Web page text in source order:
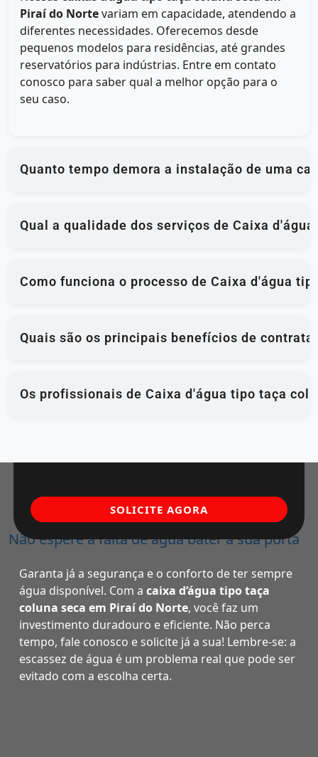
Piraí do Nortevariam em capacidade, atendendo a
diferentes necessidades. Oferecemos desde
pequenos modelos para residências, até grandes
reservatórios para indústrias. Entre em contato
conosco para saber qual a melhor opção para o
seu caso.
Quanto tempo demora a instalação de uma
Qual a qualidade dos serviços de Caixa
Como funciona o processo de Caixa d'água
Quais são os principais benefícios de
Os profissionais de Caixa d'água tipo taça
Não espere a falta de água bater à sua porta
Garanta já a segurança e o conforto de ter sempre
água disponível. Com a caixa d’água tipo taça
coluna seca em Piraí do Norte, você faz um
investimento duradouro e eficiente. Não perca
tempo, fale conosco e solicite já a sua! Lembre-se: a
escassez de água é um problema real que pode ser
evitado com a escolha certa.
SOLICITE AGORA